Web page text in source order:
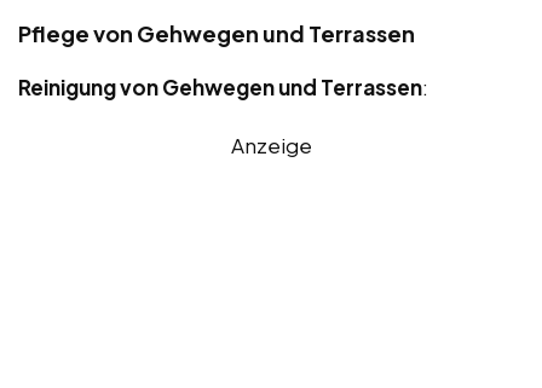
Pflege von Gehwegen und Terrassen
Reinigung von Gehwegen und Terrassen:
Anzeige